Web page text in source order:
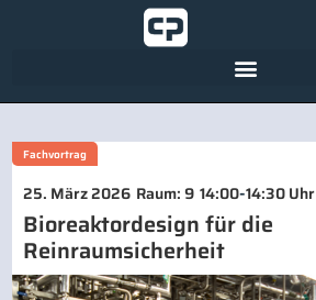
Fachvortrag
25. März 2026 Raum: 9 14:00-14:30 Uhr
Bioreaktordesign für die
Reinraumsicherheit